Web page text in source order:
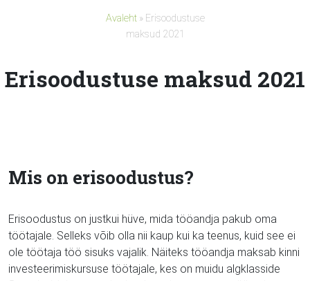
Avaleht» Erisoodustuse
maksud 2021
Erisoodustuse maksud 2021
Mis on erisoodustus?
Erisoodustus on justkui hüve, mida tööandja pakub oma
töötajale. Selleks võib olla nii kaup kui ka teenus, kuid see ei
ole töötaja töö sisuks vajalik. Näiteks tööandja maksab kinni
investeerimiskursuse töötajale, kes on muidu algklasside